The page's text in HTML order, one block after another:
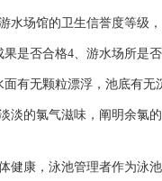
水场馆的卫生信誉度等级
果是否合格4、游水场所是
有无颗粒漂浮，池底有
淡的氯气滋味，阐明余氯
健康，泳池管理者作为泳